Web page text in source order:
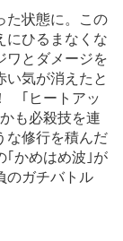
た状態に。この
にひるまなくな
ワとダメージを
気が消えたと
｢ヒートアッ
も必殺技を連
な修行を積んだ
｢かめはめ波｣が
ガチバトル